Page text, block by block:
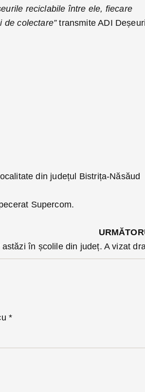
reciclabile între ele, fiecare
de colectare”transmite ADI
din județul Bistrița-Năsăud
Supercom.
*